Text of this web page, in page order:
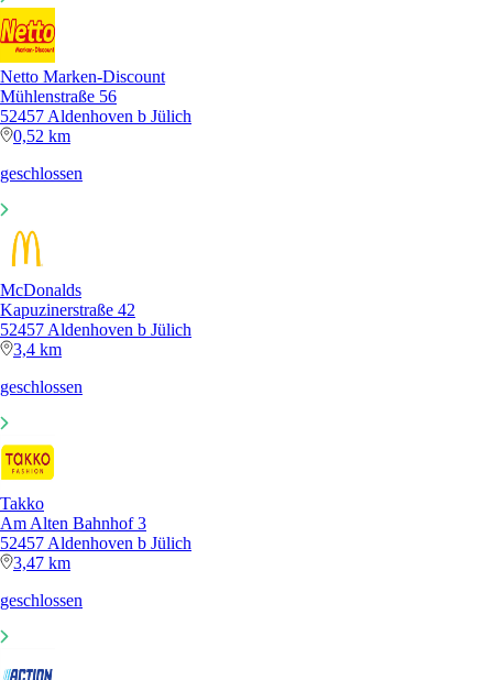
Netto Marken-Discount
Mühlenstraße 56
52457 Aldenhoven b Jülich
0,52 km
geschlossen
McDonalds
Kapuzinerstraße 42
52457 Aldenhoven b Jülich
3,4 km
geschlossen
Takko
Am Alten Bahnhof 3
52457 Aldenhoven b Jülich
3,47 km
geschlossen